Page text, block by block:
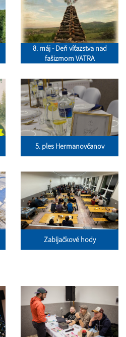
8. máj - Deň víťazstva nad
fašizmom VATRA
5. ples Hermanovčanov
Zabíjačkové hody